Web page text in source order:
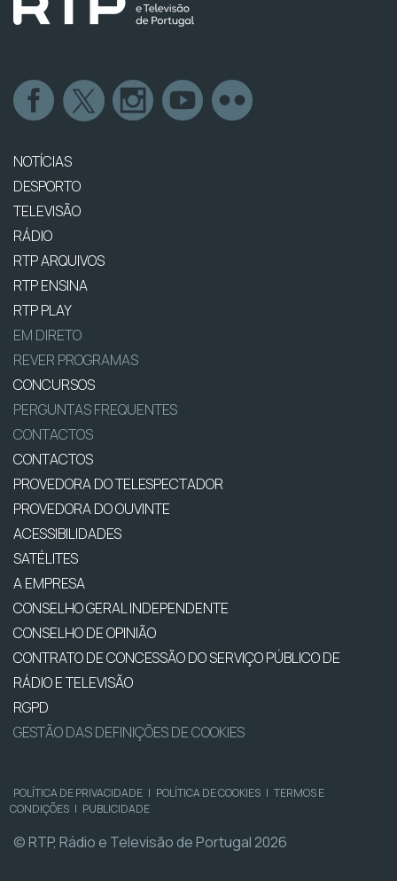
NOTÍCIAS
DESPORTO
TELEVISÃO
RÁDIO
RTP ARQUIVOS
RTP ENSINA
RTP PLAY
EM DIRETO
REVER PROGRAMAS
CONCURSOS
PERGUNTAS FREQUENTES
CONTACTOS
CONTACTOS
PROVEDORA DO TELESPECTADOR
PROVEDORA DO OUVINTE
ACESSIBILIDADES
SATÉLITES
A EMPRESA
CONSELHO GERAL INDEPENDENTE
CONSELHO DE OPINIÃO
CONTRATO DE CONCESSÃO DO SERVIÇO PÚBLICO DE
RÁDIO E TELEVISÃO
RGPD
GESTÃO DAS DEFINIÇÕES DE COOKIES
POLÍTICA DE PRIVACIDADE | POLÍTICA DE COOKIES | TERMOS E
CONDIÇÕES | PUBLICIDADE
© RTP, Rádio e Televisão de Portugal 2026